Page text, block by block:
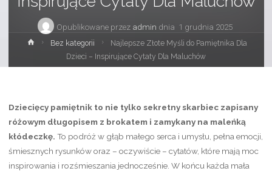
Opublikowane przez admin dnia 1 grudnia 2025
StronaBez kategorii
Najlepsze Złote Myśli do Pamiętnika Dla
Dzieci – Inspirujące Cytaty Dla Maluchów
Dziecięcy pamiętnik to nie tylko sekretny skarbiec zapisany
różowym długopisem z brokatem i zamykany na maleńką
kłódeczkę. To podróż w głąb małego serca i umysłu, pełna emocji,
śmiesznych rysunków oraz – oczywiście – cytatów, które mają moc
inspirowania i rozśmieszania jednocześnie. W końcu każda mała